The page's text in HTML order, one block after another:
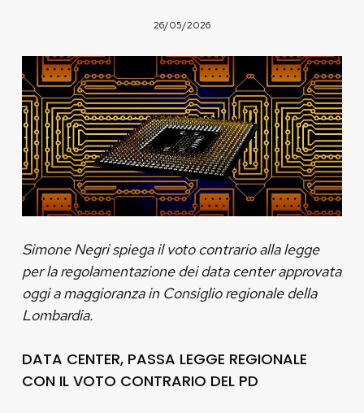
26/05/2026
Simone Negri spiega il voto contrario alla legge
per la regolamentazione dei data center approvata
oggi a maggioranza in Consiglio regionale della
Lombardia.
DATA CENTER, PASSA LEGGE REGIONALE
CON IL VOTO CONTRARIO DEL PD